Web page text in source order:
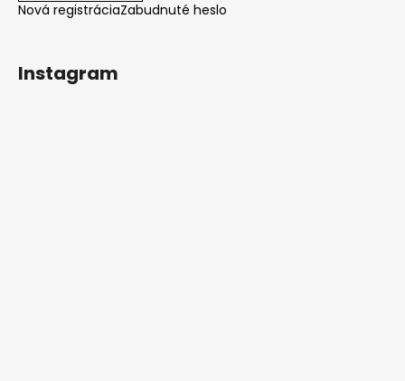
Nová registráciaZabudnuté heslo
Instagram